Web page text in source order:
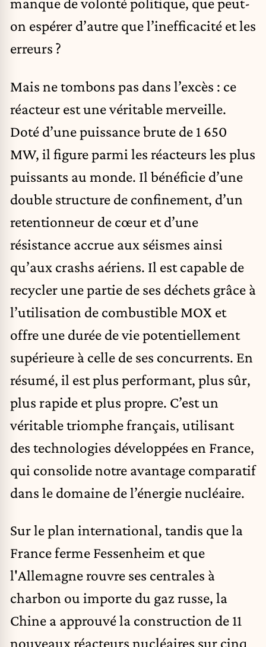
on espérer d’autre que l’inefficacité et les
erreurs ?
Mais ne tombons pas dans l’excès : ce
réacteur est une véritable merveille.
Doté d’une puissance brute de 1 650
MW, il figure parmi les réacteurs les plus
puissants au monde. Il bénéficie d’une
double structure de confinement, d’un
retentionneur de cœur et d’une
résistance accrue aux séismes ainsi
qu’aux crashs aériens. Il est capable de
recycler une partie de ses déchets grâce à
l’utilisation de combustible MOX et
offre une durée de vie potentiellement
supérieure à celle de ses concurrents. En
résumé, il est plus performant, plus sûr,
plus rapide et plus propre. C’est un
véritable triomphe français, utilisant
des technologies développées en France,
qui consolide notre avantage comparatif
dans le domaine de l’énergie nucléaire.
Sur le plan international, tandis que la
France ferme Fessenheim et que
l'Allemagne rouvre ses centrales à
charbon ou importe du gaz russe, la
Chine a approuvé la construction de 11
nouveaux réacteurs nucléaires sur cinq